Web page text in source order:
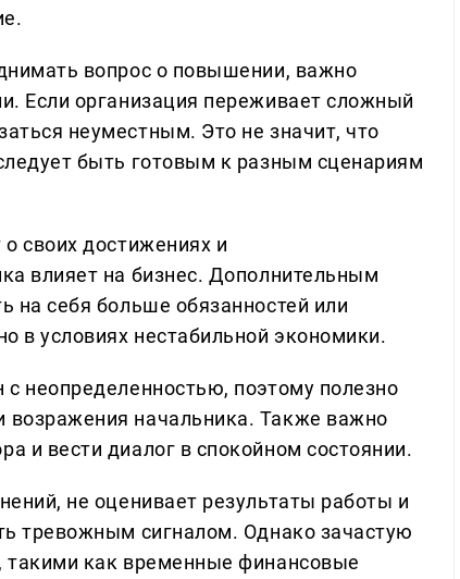
вопрос о повышении, важно
Если организация переживает сложный
неуместным. Это не значит, что
быть готовым к разным сценариям
своих достижениях и
влияет на бизнес. Дополнительным
на себя больше обязанностей или
в условиях нестабильной экономики.
неопределенностью, поэтому полезно
начальника. Также важно
и вести диалог в спокойном состоянии.
не оценивает результаты работы и
тревожным сигналом. Однако зачастую
такими как временные финансовые